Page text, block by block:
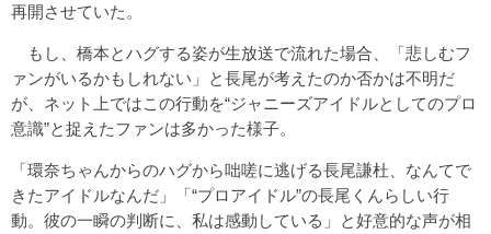
再開させていた。
もし、橋本とハグする姿が生放送で流れた場合、「悲しむフ
ァンがいるかもしれない」と長尾が考えたのか否かは不明だ
が、ネット上ではこの行動を“ジャニーズアイドルとしてのプロ
意識”と捉えたファンは多かった様子。
「環奈ちゃんからのハグから咄嗟に逃げる長尾謙杜、なんてで
きたアイドルなんだ」「“プロアイドル”の長尾くんらしい行
動。彼の一瞬の判断に、私は感動している」と好意的な声が相